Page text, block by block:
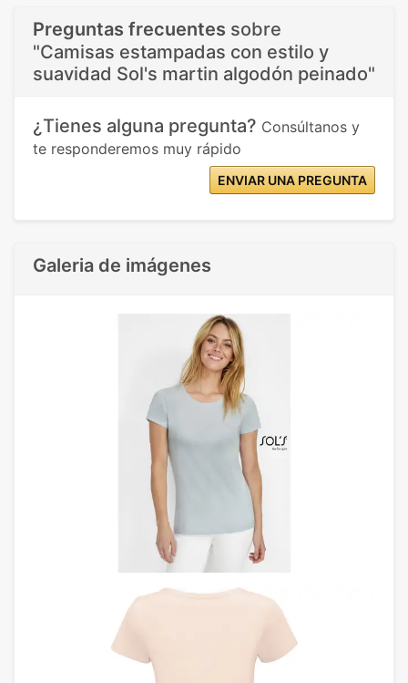
Preguntas frecuentes sobre
"Camisas estampadas con estilo y
suavidad Sol's martin algodón peinado"
¿Tienes alguna pregunta? Consúltanos y
te responderemos muy rápido
ENVIAR UNA PREGUNTA
Galeria de imágenes